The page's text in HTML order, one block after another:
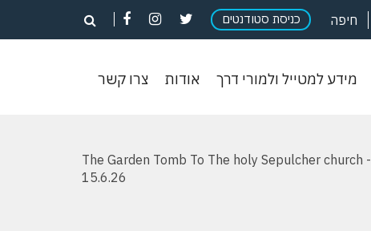
פתח
חיפוש
כניסת סטודנטים פתחפתח
חיפוש
פתח
חיפוש
חיפה
חידוש
מידע למטייל ולמורי דרךמידעאודות אודות
צרו קשרצרו
> The Garden Tomb To The holy Sepulcher church -
15.6.26